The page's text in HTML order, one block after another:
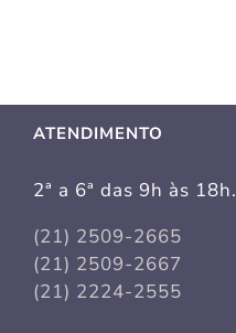
ATENDIMENTO
2ª a 6ª das 9h às 18h.
(21) 2509-2665
(21) 2509-2667
(21) 2224-2555